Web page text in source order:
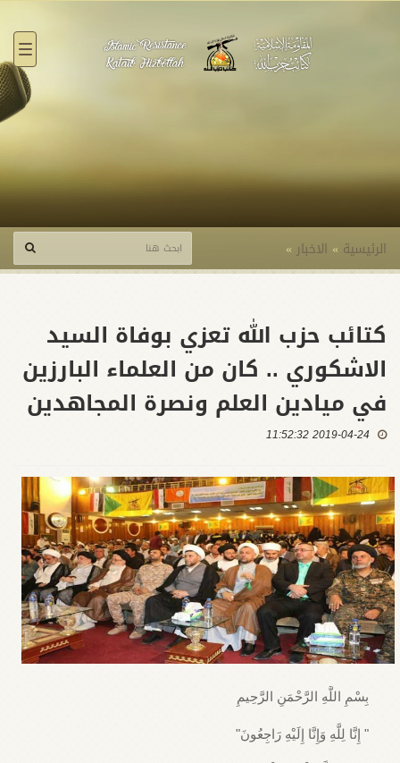
الرئيسية » الاخبار »
كتائب حزب الله تعزي بوفاة السيد
الاشكوري .. كان من العلماء البارزين
في ميادين العلم ونصرة المجاهدين
2019-04-24 11:52:32
بِسْمِ اللَّهِ الرَّحْمَنِ الرَّحِيمِ
" إِنَّا لِلَّهِ وَإِنَّا إِلَيْهِ رَاجِعُونَ"